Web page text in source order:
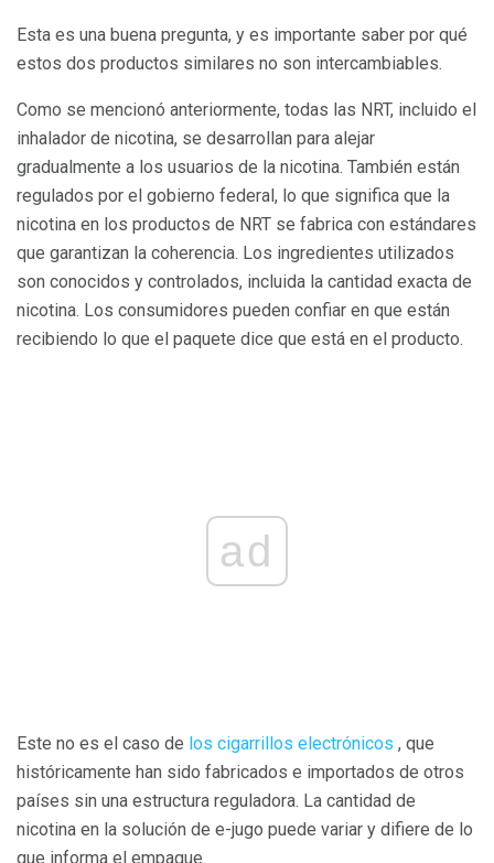
Esta es una buena pregunta, y es importante saber por qué
estos dos productos similares no son intercambiables.
Como se mencionó anteriormente, todas las NRT, incluido el
inhalador de nicotina, se desarrollan para alejar
gradualmente a los usuarios de la nicotina. También están
regulados por el gobierno federal, lo que significa que la
nicotina en los productos de NRT se fabrica con estándares
que garantizan la coherencia. Los ingredientes utilizados
son conocidos y controlados, incluida la cantidad exacta de
nicotina. Los consumidores pueden confiar en que están
recibiendo lo que el paquete dice que está en el producto.
ad
Este no es el caso de los cigarrillos electrónicos , que
históricamente han sido fabricados e importados de otros
países sin una estructura reguladora. La cantidad de
nicotina en la solución de e-jugo puede variar y difiere de lo
que informa el empaque.